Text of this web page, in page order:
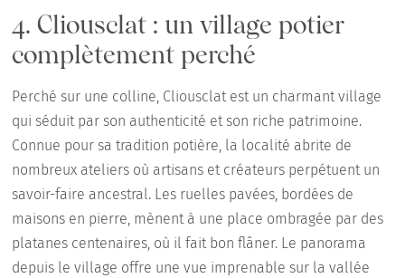
4. Cliousclat : un village potier
complètement perché
Perché sur une colline, Cliousclat est un charmant village
qui séduit par son authenticité et son riche patrimoine.
Connue pour sa tradition potière, la localité abrite de
nombreux ateliers où artisans et créateurs perpétuent un
savoir-faire ancestral. Les ruelles pavées, bordées de
maisons en pierre, mènent à une place ombragée par des
platanes centenaires, où il fait bon flâner. Le panorama
depuis le village offre une vue imprenable sur la vallée